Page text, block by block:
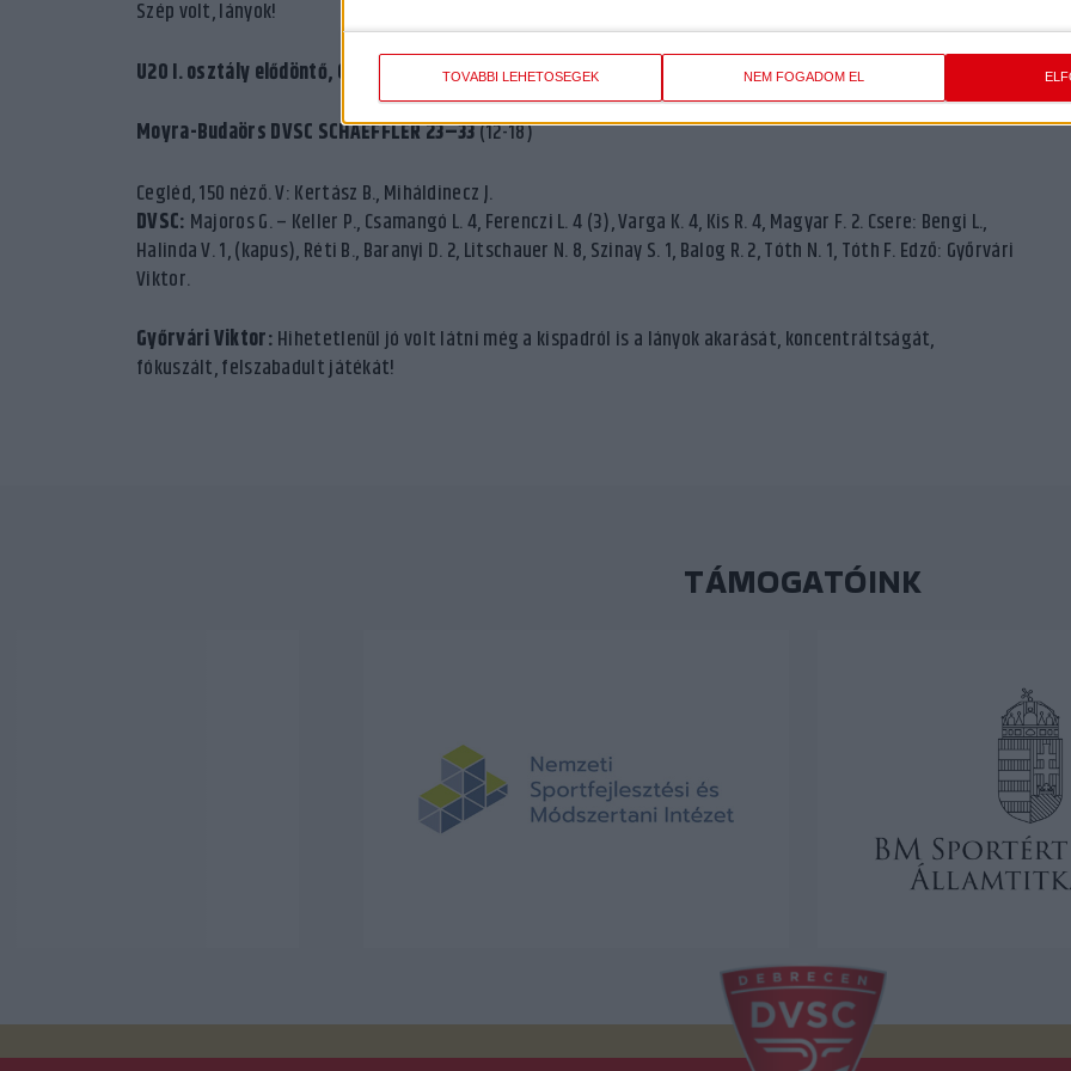
TOVÁBBI LEHETŐSÉGEK NEM FOGADOM EL
Szép volt, lányok!
U20 I.osztály elődöntő, Cegléd
Moyra-Budaörs DVSC SCHAEFFLER 23–33(12-18)
Cegléd, 150 néző. V: Kertász B., Miháldinecz J.
DVSC: Majoros G. – Keller P., Csamangó L. 4, Ferenczi L. 4 (3), Varga K. 4, Kis R. 4, Magyar F. 2. Csere: Bengi L.,
Halinda V. 1, (kapus), Réti B., Baranyi D. 2, Litschauer N. 8, Szinay S. 1, Balog R. 2, Tóth N. 1, Tóth F. Edző: Győrvári
Viktor.
Győrvári Viktor:Hihetetlenül jó volt látni még a kispadról is a lányok akarását, koncentráltságát,
fókuszált, felszabadult játékát!
TÁMOGATÓINK